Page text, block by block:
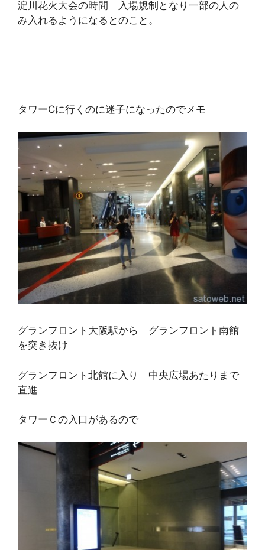
淀川花火大会の時間 入場規制となり一部の人の
み入れるようになるとのこと。
タワーCに行くのに迷子になったのでメモ
グランフロント大阪駅から グランフロント南館
を突き抜け
グランフロント北館に入り 中央広場あたりまで
直進
タワーＣの入口があるので